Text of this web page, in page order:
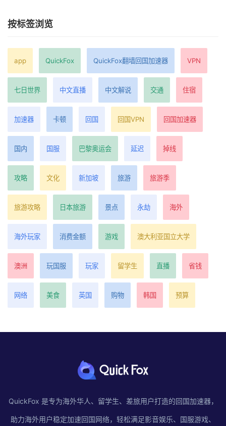
按标签浏览
app QuickFox QuickFox翻墙回国加速器 VPN
七日世界 中文直播 中文解说 交通 住宿
加速器 卡顿 回国 回国VPN 回国加速器
国内 国服 巴黎奥运会 延迟 掉线
攻略 文化 新加坡 旅游 旅游季
旅游攻略 日本旅游 景点 永劫 海外
海外玩家 消费金额 游戏 澳大利亚国立大学
澳洲 玩国服 玩家 留学生 直播 省钱
网络 美食 英国 购物 韩国 预算
QuickFox 是专为海外华人、留学生、差旅用户打造的回国加速器，
助力海外用户稳定加速回国网络，轻松满足影音娱乐、国服游戏、